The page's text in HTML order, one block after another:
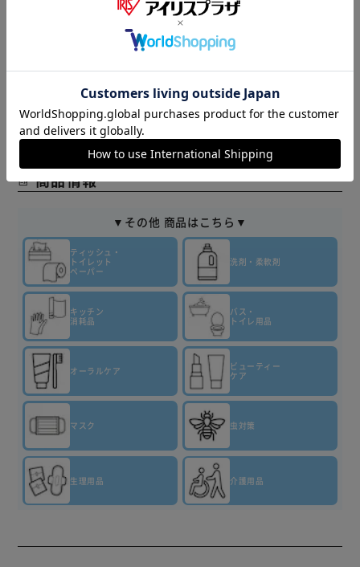
約8週間つづく壁と床*1の防臭抗菌*まで！
フレッシュ･ブルー･シャボンとフレッシュ･シトラスは消臭
成分最高レベル配合！
*一般的なビニールクッションフロアやトイレのマットを抗
菌します。特定の菌・条件下で試験。全ての菌に同様の効果
が得られるものではありません。
*1ﾆｵｲの染み込みやすい壁紙、ビニールクッションフロアや
布製品などを防臭します。
【グリーン・シトラス・ガーデンの香り】
トイレの防臭＋抗菌*まで！
トイレでは、掃除しにくい壁紙や天井にﾆｵｲが付着し続ける
だけでなく、床にも菌が継続的に増殖するのです。
ファブリーズトイレ用消臭剤＋抗菌*なら、自動ﾆｵｲｾﾝｻｰ技
術＋抗菌*で、防臭に加えて菌の増殖を防ぎます。
独自の自然発想成分 『BIOｺｰﾄ』テクノロジーがトイレの
隅々にまで広がり、床*やﾄｲﾚﾏｯﾄを有効成分でコーティング
し、菌の成長を防ぎ続けます。
約8週間つづく壁と床*1の防臭抗菌*まで！
フレッシュ･ブルー･シャボンとフレッシュ･シトラスは消臭
成分最高レベル配合！
*一般的なビニールクッションフロアやトイレのマットを抗
菌します。特定の菌・条件下で試験。全ての菌に同様の効果
が得られるものではありません。
【ナチュラル・マウンテン・エアの香り】
トイレでは、掃除しにくい壁紙や天井にﾆｵｲが付着し続ける
※当商品はお取り寄せ品の為、在庫の確認及び商品のお届け
までお時間を頂く場合がございます。
また、商品がメーカーにて完売となっていた場合、キャンセ
ル又は注文内容の変更をお願いいたしております。
予めご了承くださいますようお願いいたします。■こちらの
商品はアイリスプラザがセレクトしたオススメ商品です。
商品情報
▼その他 商品はこちら▼
ティッシュ・
トイレット
ペーパー
洗剤・柔軟剤
キッチン
消耗品
バス・
トイレ用品
オーラルケア
ビューティー
ケア
マスク 虫対策
生理用品 介護用品